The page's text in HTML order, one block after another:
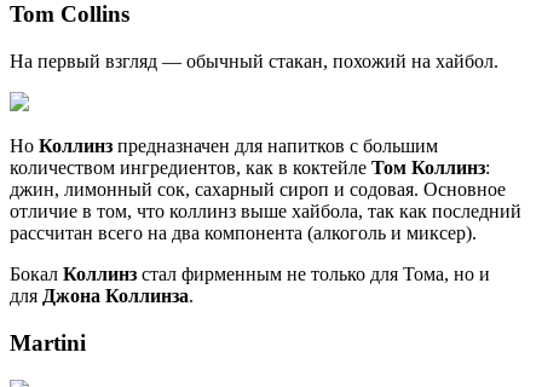
Tom Collins
На первый взгляд — обычный стакан, похожий на хайбол.
Но Коллинз предназначен для напитков с большим
количеством ингредиентов, как в коктейле Том Коллинз:
джин, лимонный сок, сахарный сироп и содовая. Основное
отличие в том, что коллинз выше хайбола, так как последний
рассчитан всего на два компонента (алкоголь и миксер).
Бокал Коллинз стал фирменным не только для Тома, но и
для Джона Коллинза.
Martini